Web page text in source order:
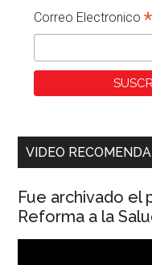
Correo Electronico*
VIDEO
Fue archivado el
Reforma a la